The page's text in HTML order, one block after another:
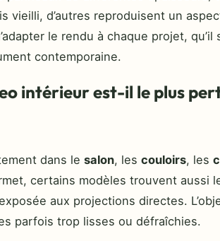
vieilli, d’autres reproduisent un
le rendu à chaque projet, qu’il
contemporaine.
intérieur est-il le plus
dans le salon, les couloirs, les
certains modèles trouvent aussi
aux projections directes.
parfois trop lisses ou défraîchies.